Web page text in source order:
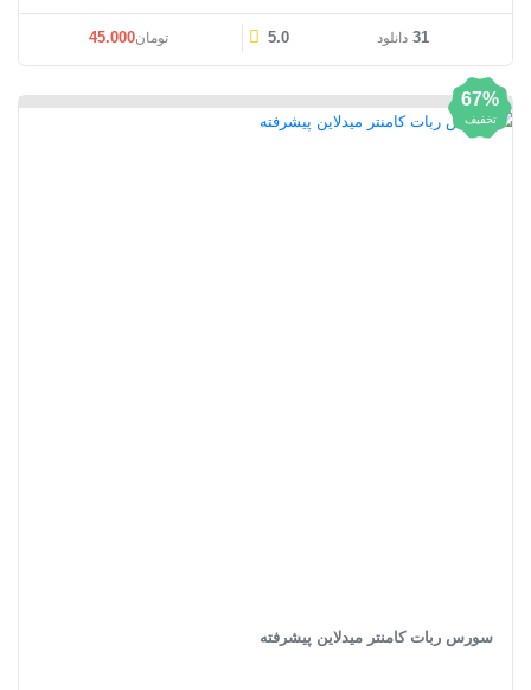
31 دانلود 5.0 تومان45.000
67%
تخفیف
سورس ربات کامنتر میدلاین پیشرفته